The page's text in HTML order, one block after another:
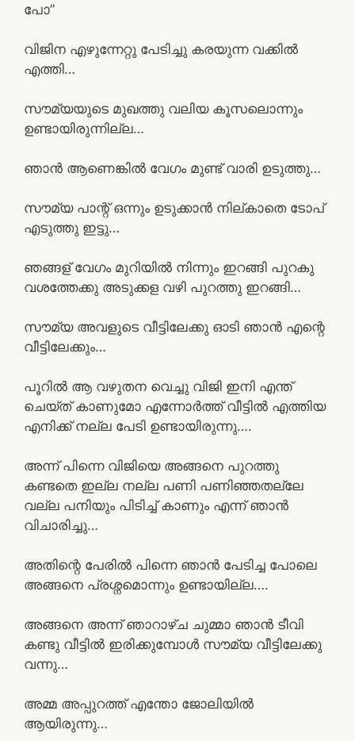
പോ”
വിജിന എഴുന്നേറ്റു പേടിച്ചു കരയുന്ന വക്കിൽ
എത്തി…
സൗമ്യയുടെ മുഖത്തു വലിയ കൂസലൊന്നും
ഉണ്ടായിരുന്നില്ല…
ഞാൻ ആണെങ്കിൽ വേഗം മുണ്ട് വാരി ഉടുത്തു…
സൗമ്യ പാന്റ് ഒന്നും ഉടുക്കാൻ നില്കാതെ ടോപ്
എടുത്തു ഇട്ടു…
ഞങ്ങള് വേഗം മുറിയിൽ നിന്നും ഇറങ്ങി പുറകു
വശത്തേക്കു അടുക്കള വഴി പുറത്തു ഇറങ്ങി…
സൗമ്യ അവളുടെ വീട്ടിലേക്കു ഓടി ഞാൻ എന്റെ
വീട്ടിലേക്കും…
പൂറിൽ ആ വഴുതന വെച്ചു വിജി ഇനി എന്ത്
ചെയ്ത് കാണുമോ എന്നോർത്ത് വീട്ടിൽ എത്തിയ
എനിക്ക് നല്ല പേടി ഉണ്ടായിരുന്നു….
അന്ന് പിന്നെ വിജിയെ അങ്ങനെ പുറത്തു
കണ്ടതെ ഇല്ല നല്ല പണി പണിഞ്ഞതല്ലേ
വല്ല പനിയും പിടിച്ച് കാണും എന്ന് ഞാൻ
വിചാരിച്ചു…
അതിന്റെ പേരിൽ പിന്നെ ഞാൻ പേടിച്ച പോലെ
അങ്ങനെ പ്രശ്നമൊന്നും ഉണ്ടായില്ല….
അങ്ങനെ അന്ന് ഞാറാഴ്ച ചുമ്മാ ഞാൻ ടീവി
കണ്ടു വീട്ടിൽ ഇരിക്കുമ്പോൾ സൗമ്യ വീട്ടിലേക്കു
വന്നു…
അമ്മ അപ്പുറത്ത് എന്തോ ജോലിയിൽ
ആയിരുന്നു…